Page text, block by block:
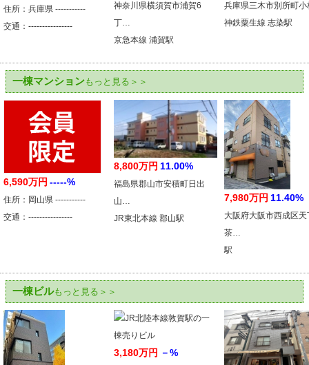
住所：兵庫県 -----------
交通：----------------
神奈川県横須賀市浦賀6
丁…
京急本線 浦賀駅
兵庫県三木市別所町小
神鉄粟生線 志染駅
一棟マンションもっと見る＞＞
6,590万円 -----%
住所：岡山県 -----------
交通：----------------
8,800万円 11.00%
福島県郡山市安積町日出
山…
JR東北本線 郡山駅
7,980万円 11.40%
大阪府大阪市西成区天
茶…
駅
一棟ビルもっと見る＞＞
3,180万円 －%